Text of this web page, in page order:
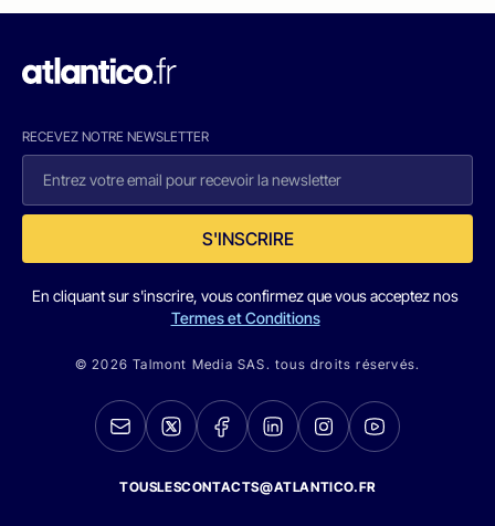
RECEVEZ NOTRE NEWSLETTER
S'INSCRIRE
En cliquant sur s'inscrire, vous confirmez que vous acceptez nos
Termes et Conditions
© 2026 Talmont Media SAS. tous droits réservés.
TOUSLESCONTACTS@ATLANTICO.FR